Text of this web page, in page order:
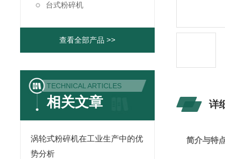
台式粉碎机
查看全部产品 >>
TECHNICAL ARTICLES
相关文章
涡轮式粉碎机在工业生产中的优
势分析
详
简介与特